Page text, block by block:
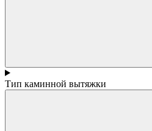
Тип каминной вытяжки